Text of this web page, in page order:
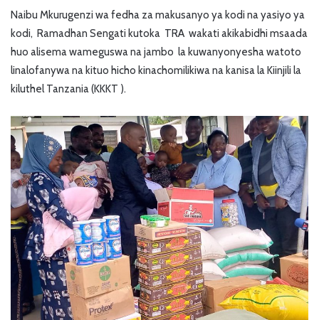
Naibu Mkurugenzi wa fedha za makusanyo ya kodi na yasiyo ya
kodi, Ramadhan Sengati kutoka TRA wakati akikabidhi msaada
huo alisema wameguswa na jambo la kuwanyonyesha watoto
linalofanywa na kituo hicho kinachomilikiwa na kanisa la Kiinjili la
kiluthel Tanzania (KKKT ).